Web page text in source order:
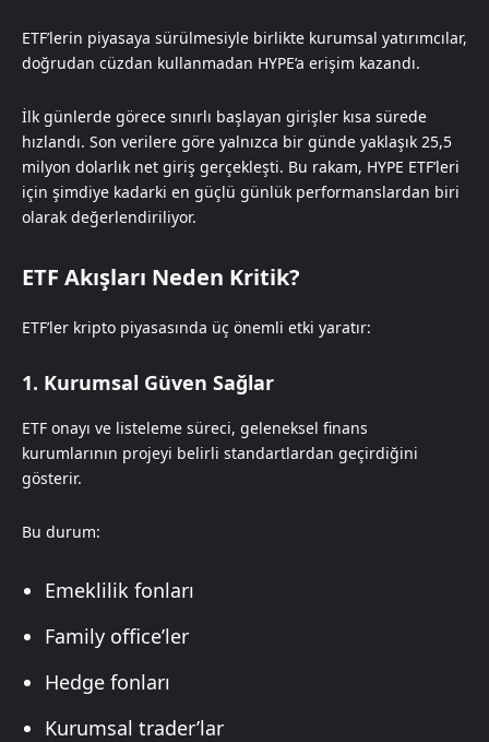
ETF’lerin piyasaya sürülmesiyle birlikte kurumsal yatırımcılar,
doğrudan cüzdan kullanmadan HYPE’a erişim kazandı.
İlk günlerde görece sınırlı başlayan girişler kısa sürede
hızlandı. Son verilere göre yalnızca bir günde yaklaşık 25,5
milyon dolarlık net giriş gerçekleşti. Bu rakam, HYPE ETF’leri
için şimdiye kadarki en güçlü günlük performanslardan biri
olarak değerlendiriliyor.
ETF Akışları Neden Kritik?
ETF’ler kripto piyasasında üç önemli etki yaratır:
1. Kurumsal Güven Sağlar
ETF onayı ve listeleme süreci, geleneksel finans
kurumlarının projeyi belirli standartlardan geçirdiğini
gösterir.
Bu durum:
Emeklilik fonları
Family office’ler
Hedge fonları
Kurumsal trader’lar